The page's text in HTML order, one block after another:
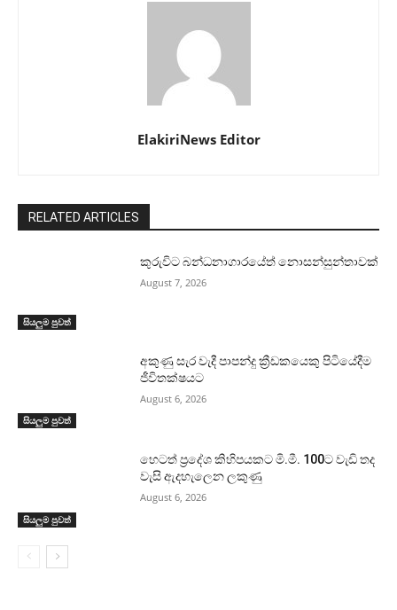
ElakiriNews Editor
RELATED ARTICLES
සියලුම පුවත්
කුරුවිට බන්ධනාගාරයේත් නොසන්සුන්තාවක්
August 7, 2026
සියලුම පුවත්
අකුණු සැර වැදී පාපන්දු ක්‍රීඩකයෙකු පිටියේදීම
ජීවිතක්ෂයට
August 6, 2026
සියලුම පුවත්
හෙටත් ප්‍රදේශ කිහිපයකට මි.මී. 100ට වැඩි තද
වැසි ඇදහැලෙන ලකුණු
August 6, 2026